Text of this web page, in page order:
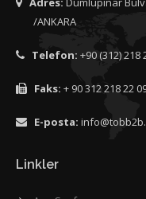
/ANKARA
Telefon: +90 (312) 218
Faks: + 90 312 218 22
E-posta:
Linkler